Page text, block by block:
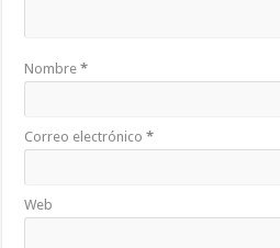
Nombre*
Correo electrónico*
Web